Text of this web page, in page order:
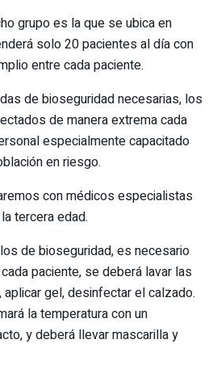
grupo es la que se ubica en
solo 20 pacientes al día con
entre cada paciente.
de bioseguridad necesarias, los
de manera extrema cada
especialmente capacitado
en riesgo.
con médicos especialistas
tercera edad.
de bioseguridad, es necesario
paciente, se deberá lavar las
gel, desinfectar el calzado.
la temperatura con un
y deberá llevar mascarilla y